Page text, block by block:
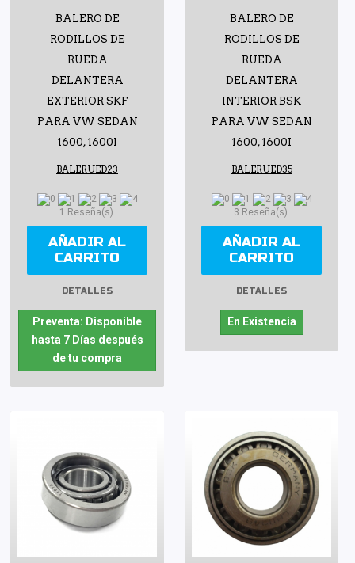
BALERO DE
RODILLOS DE
RUEDA
DELANTERA
EXTERIOR SKF
PARA VW SEDAN
1600, 1600I
BALERUED23
1 Reseña(s)
AÑADIR AL
CARRITO
DETALLES
Preventa: Disponible
hasta 7 Días después
de tu compra
BALERO DE
RODILLOS DE
RUEDA
DELANTERA
INTERIOR BSK
PARA VW SEDAN
1600, 1600I
BALERUED35
3 Reseña(s)
AÑADIR AL
CARRITO
DETALLES
En Existencia